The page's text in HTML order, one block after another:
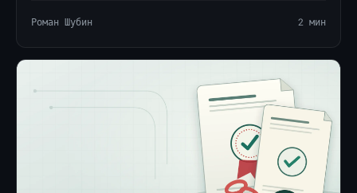
Роман Шубин 2 мин